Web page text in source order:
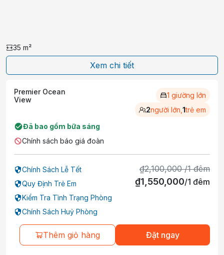
35 m²
Xem chi tiết
Premier Ocean
View
1 giường lớn
2người lớn, 1trẻ em
Đã bao gồm bữa sáng
Chính sách báo giá đoàn
Chính Sách Lễ Tết
Quy Định Trẻ Em
Kiểm Tra Tình Trạng Phòng
Chính Sách Huỷ Phòng
₫2,100,000 /1 đêm
₫1,550,000/1 đêm
Thêm giỏ hàng Đặt ngay